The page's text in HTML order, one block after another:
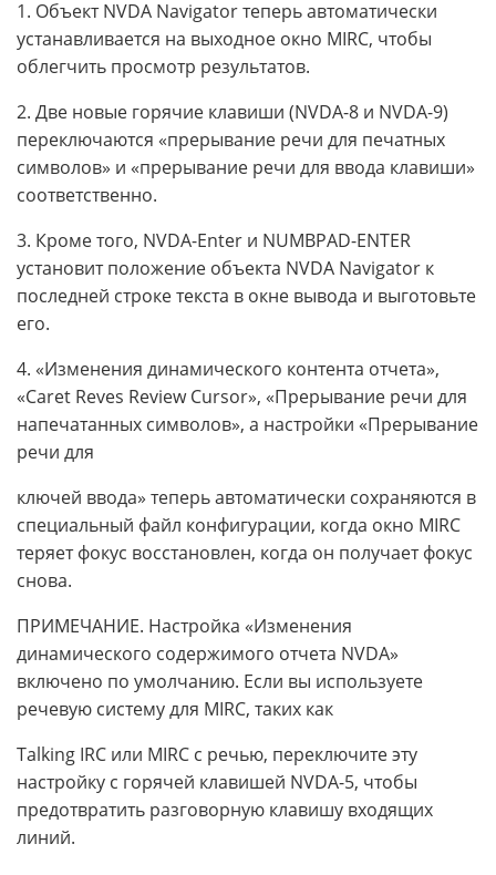
1. Объект NVDA Navigator теперь автоматически
устанавливается на выходное окно MIRC, чтобы
облегчить просмотр результатов.
2. Две новые горячие клавиши (NVDA-8 и NVDA-9)
переключаются «прерывание речи для печатных
символов» и «прерывание речи для ввода клавиши»
соответственно.
3. Кроме того, NVDA-Enter и NUMBPAD-ENTER
установит положение объекта NVDA Navigator к
последней строке текста в окне вывода и выготовьте
его.
4. «Изменения динамического контента отчета»,
«Caret Reves Review Cursor», «Прерывание речи для
напечатанных символов», а настройки «Прерывание
речи для
ключей ввода» теперь автоматически сохраняются в
специальный файл конфигурации, когда окно MIRC
теряет фокус восстановлен, когда он получает фокус
снова.
ПРИМЕЧАНИЕ. Настройка «Изменения
динамического содержимого отчета NVDA»
включено по умолчанию. Если вы используете
речевую систему для MIRC, таких как
Talking IRC или MIRC с речью, переключите эту
настройку с горячей клавишей NVDA-5, чтобы
предотвратить разговорную клавишу входящих
линий.